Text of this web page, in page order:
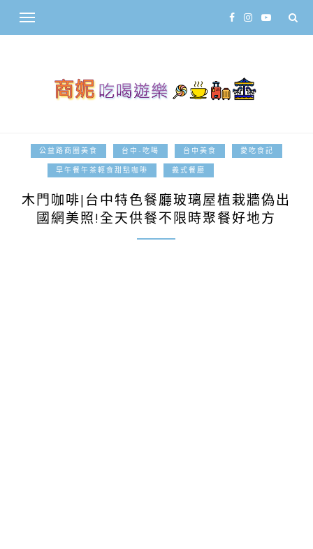
公益路商圈美食 台中-吃喝 台中美食 愛吃食記
早午餐午茶輕食甜點咖啡 義式餐廳
木門咖啡|台中特色餐廳玻璃屋植栽牆偽出
國網美照!全天供餐不限時聚餐好地方